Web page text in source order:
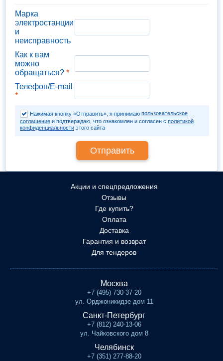
Марка
электростанции
и
неисправность
Как к вам
можно
обращаться? *
Телефон/E-mail
*
Нажимая кнопку «Отправить», я принимаю пользовательское
соглашение и подтверждаю, что ознакомлен и согласен с политикой
конфиденциальности этого сайта
Акции и спецпредложения
Отзывы
Где купить?
Оплата
Доставка
Гарантия и возврат
Для тендеров
Москва
+7 (495) 730-37-20
ул. Орджоникидзе дом 11
Санкт-Петербург
+7 (812) 240-13-06
ул. Чайковского дом 8
Челябинск
+7 (351) 277-88-20